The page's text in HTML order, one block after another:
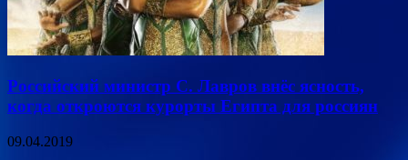
Российский министр С. Лавров внёс ясность,
когда откроются курорты Египта для россиян
09.04.2019